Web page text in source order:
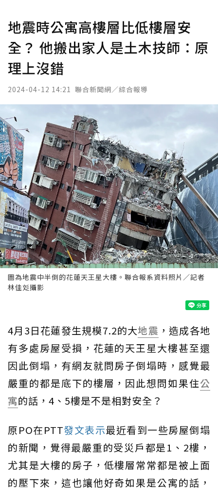
地震時公寓高樓層比低樓層安
全？ 他搬出家人是土木技師：原
理上沒錯
2024-04-12 14:21 聯合新聞網／綜合報導
圖為地震中半倒的花蓮天王星大樓。聯合報系資料照片／記者
林佳彣攝影
4月3日花蓮發生規模7.2的大地震 ，造成各地
有多處房屋受損，花蓮的天王星大樓甚至還
因此倒塌，有網友就問房子倒塌時，感覺最
嚴重的都是底下的樓層，因此想問如果住公
寓的話，4、5樓是不是相對安全？
原PO在PTT發文表示最近看到一些房屋倒塌
的新聞，覺得最嚴重的受災戶都是1、2樓，
尤其是大樓的房子，低樓層常常都是被上面
的壓下來，這也讓他好奇如果是公寓的話，